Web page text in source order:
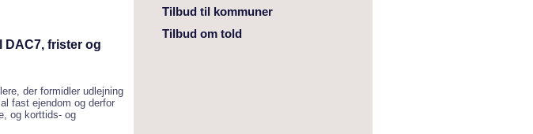
DAC7, frister og
der formidler udlejning
fast ejendom og derfor
og korttids- og
Tilbud til kommuner
Tilbud om told